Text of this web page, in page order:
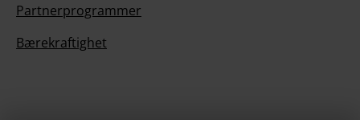
Partnerprogrammer
Bærekraftighet